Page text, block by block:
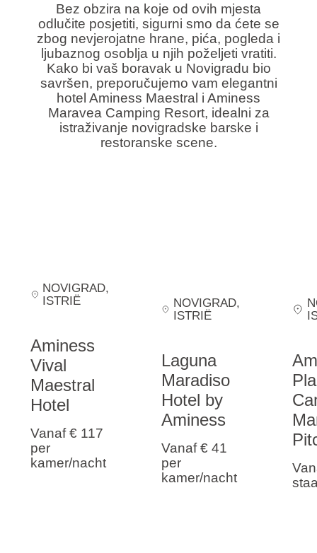
Bez obzira na koje od ovih mjesta
odlučite posjetiti, sigurni smo da ćete se
zbog nevjerojatne hrane, pića, pogleda i
ljubaznog osoblja u njih poželjeti vratiti.
Kako bi vaš boravak u Novigradu bio
savršen, preporučujemo vam elegantni
hotel Aminess Maestral i Aminess
Maravea Camping Resort, idealni za
istraživanje novigradske barske i
restoranske scene.
NOVIGRAD,
ISTRIË
Aminess
Vival
Maestral
Hotel
Vanaf € 117
per
kamer/nacht
NOVIGRAD,
ISTRIË
Laguna
Maradiso
Hotel by
Aminess
Vanaf € 41
per
kamer/nacht